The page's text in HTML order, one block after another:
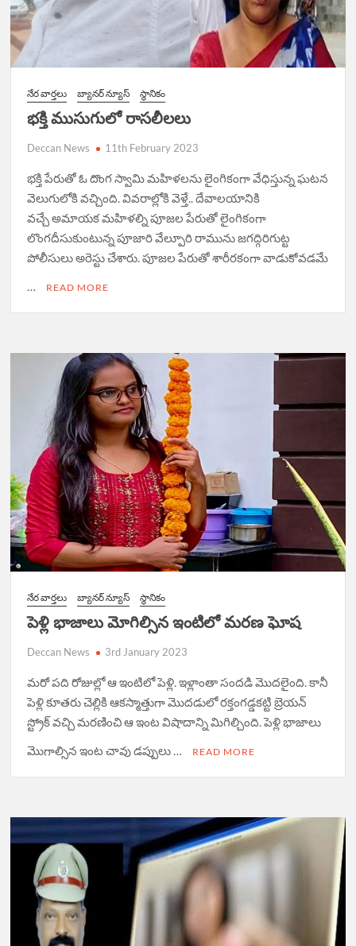
నేర వార్త‌లు బ్యానర్ న్యూస్ స్థానికం
భక్తి ముసుగులో రాసలీలలు
Deccan News 11th February 2023
భక్తి పేరుతో ఓ దొంగ స్వామి మహిళలను లైంగికంగా వేధిస్తున్న ఘటన
వెలుగులోకి వచ్చింది. వివరాల్లోకి వెళ్తే.. దేవాలయానికి
వచ్చే అమాయక మహిళల్ని పూజల పేరుతో లైంగికంగా
లొంగదీసుకుంటున్న పూజారి వేల్పూరి రామును జగద్గిరిగుట్ట
పోలీసులు అరెస్టు చేశారు. పూజల పేరుతో శారీరకంగా వాడుకోవడమే
…
READ MORE
నేర వార్త‌లు బ్యానర్ న్యూస్ స్థానికం
పెళ్లి భాజాలు మోగిల్సిన ఇంటిలో మరణ ఘోష
Deccan News 3rd January 2023
మరో పది రోజుల్లో ఆ ఇంటిలో పెళ్లి. ఇళ్లాంతా సందడి మొదలైంది. కానీ
పెళ్లి కూతరు చెల్లికి ఆకస్మాత్తుగా మొదడులో రక్తంగడ్డకట్టి బ్రెయన్
స్ట్రోక్ వచ్చి మరణించి ఆ ఇంట విషాదాన్ని మిగిల్చింది. పెళ్లి భాజాలు
మొగాల్సిన ఇంట చావు డప్పులు …
READ MORE